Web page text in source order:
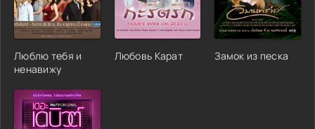
Люблю тебя и
ненавижу
Любовь Карат Замок из песка